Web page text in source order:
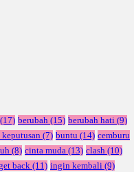
(17) berubah (15) berubah hati (9)
keputusan(7) buntu (14) cemburu
(8) cinta muda (13) clash (10)
back(11) ingin kembali (9)